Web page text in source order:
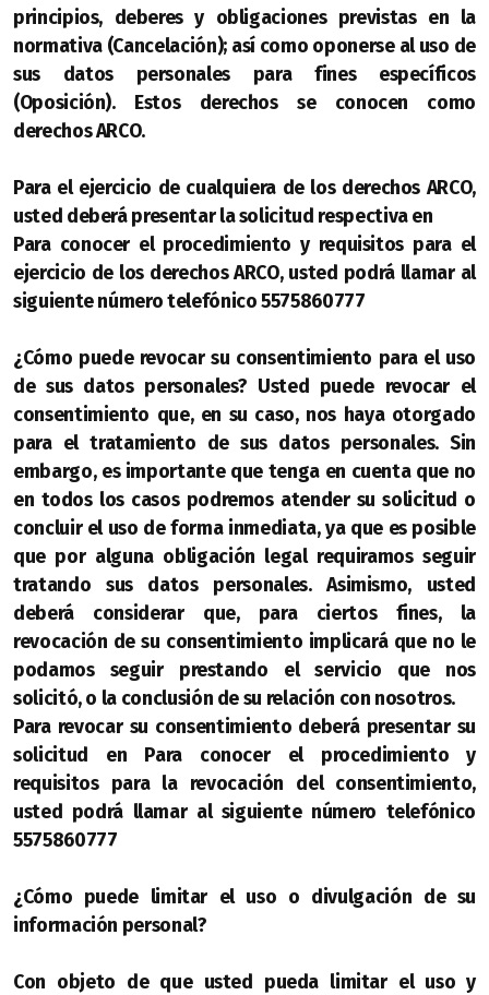
principios, deberes y obligaciones previstas en la
normativa (Cancelación); así como oponerse al uso de
sus datos personales para fines específicos
(Oposición). Estos derechos se conocen como
derechos ARCO.
Para el ejercicio de cualquiera de los derechos ARCO,
usted deberá presentar la solicitud respectiva en
Para conocer el procedimiento y requisitos para el
ejercicio de los derechos ARCO, usted podrá llamar al
siguiente número telefónico 5575860777
¿Cómo puede revocar su consentimiento para el uso
de sus datos personales? Usted puede revocar el
consentimiento que, en su caso, nos haya otorgado
para el tratamiento de sus datos personales. Sin
embargo, es importante que tenga en cuenta que no
en todos los casos podremos atender su solicitud o
concluir el uso de forma inmediata, ya que es posible
que por alguna obligación legal requiramos seguir
tratando sus datos personales. Asimismo, usted
deberá considerar que, para ciertos fines, la
revocación de su consentimiento implicará que no le
podamos seguir prestando el servicio que nos
solicitó, o la conclusión de su relación con nosotros.
Para revocar su consentimiento deberá presentar su
solicitud en Para conocer el procedimiento y
requisitos para la revocación del consentimiento,
usted podrá llamar al siguiente número telefónico
5575860777
¿Cómo puede limitar el uso o divulgación de su
información personal?
Con objeto de que usted pueda limitar el uso y